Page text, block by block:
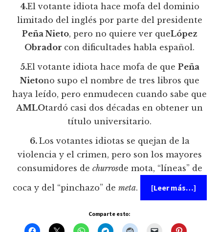
4.El votante idiota hace mofa del dominio
limitado del inglés por parte del presidente
Peña Nieto, pero no quiere ver queLópez
Obrador con dificultades habla español.
5.El votante idiota hace mofa de que Peña
Nietono supo el nombre de tres libros que
haya leído, pero enmudecen cuando sabe que
AMLOtardó casi dos décadas en obtener un
título universitario.
6. Los votantes idiotas se quejan de la
violencia y el crimen, pero son los mayores
consumidores de churrosde mota, “líneas” de
coca y del “pinchazo” de meta. [Leer más…]acerca
de
Comparte esto: